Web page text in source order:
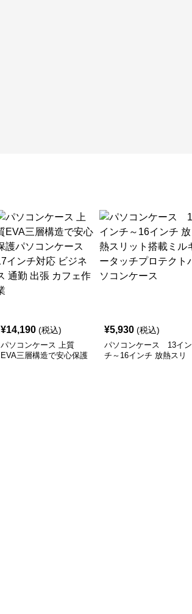
¥14,190 (税込)
パソコンケース 上質
EVA三層構造で安心保護
¥5,930 (税込)
パソコンケース 13イン
チ～16インチ 放熱スリ